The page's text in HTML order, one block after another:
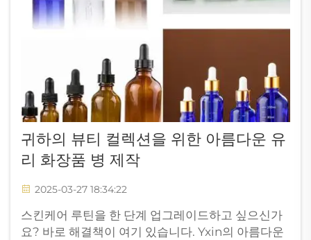
귀하의 뷰티 컬렉션을 위한 아름다운 유
리 화장품 병 제작
2025-03-27 18:34:22
스킨케어 루틴을 한 단계 업그레이드하고 싶으신가
요? 바로 해결책이 여기 있습니다. Yxin의 아름다운